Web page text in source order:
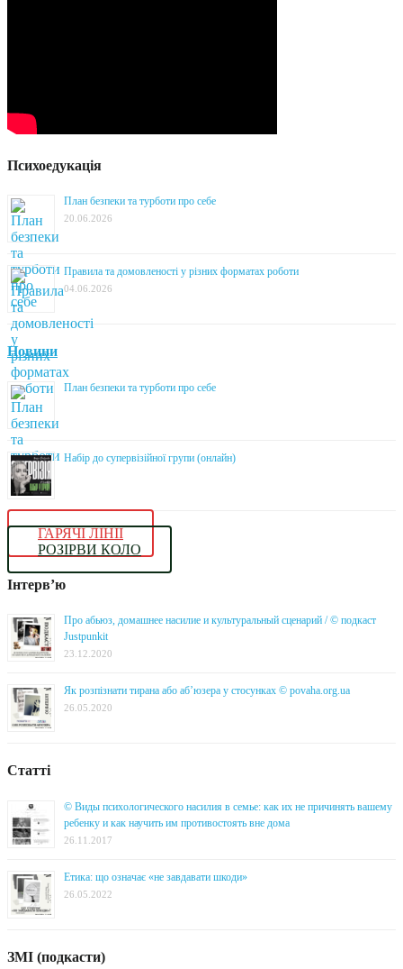
Психоедукація
План безпеки та турботи про себе
20.06.2026
Правила та домовленості у різних форматах роботи
04.06.2026
Новини
План безпеки та турботи про себе
Набір до супервізійної групи (онлайн)
ГАРЯЧІ ЛІНІЇ
РОЗІРВИ КОЛО
Інтерв’ю
Про абьюз, домашнее насилие и культуральный сценарий / © подкаст
Justpunkit
23.12.2020
Як розпізнати тирана або аб’юзера у стосунках © povaha.org.ua
26.05.2020
Статті
© Виды психологического насилия в семье: как их не причинять вашему
ребенку и как научить им противостоять вне дома
26.11.2017
Етика: що означає «не завдавати шкоди»
26.05.2022
ЗМІ (подкасти)